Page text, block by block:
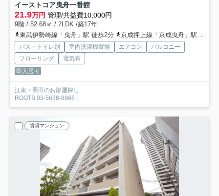
イーストコア曳舟一番館
21.9万円 管理/共益費10,000円
9階 / 52.68㎡ / 2LDK /築17年
東武伊勢崎線「曳舟」駅 徒歩2分
京成押上線「京成曳舟」駅 徒歩5分
バス・トイレ別 室内洗濯機置場 エアコン
バルコニー
フローリング
電気有
即入居可
江東・墨田のお部屋探し
ROOTS 03-5638-8866
賃貸マンション